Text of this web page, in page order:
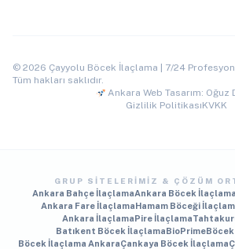
© 2026 Çayyolu Böcek İlaçlama | 7/24
Tüm hakları saklıdır.
Ankara Web Tasarım: Oğuz
Gizlilik PolitikasıKVKK
GRUP SITELERIMIZ & ÇÖZÜM
Ankara Bahçe İlaçlamaAnkara Böcek İlaçlama
Ankara Fare İlaçlamaHamam Böceği
Ankara İlaçlamaPire İlaçlama
Batıkent Böcek İlaçlamaBioPrime
Böcek İlaçlama AnkaraÇankaya Böcek İlaçlama